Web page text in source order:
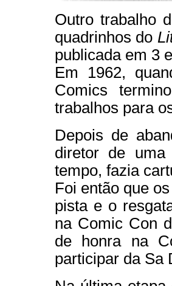
Outro trabalho
quadrinhos do
publicada em 3
Em 1962,
Comics
trabalhos para
Depois de
diretor de
tempo, fazia
Foi então que
pista e o
na Comic Con
de honra na
participar da Sa